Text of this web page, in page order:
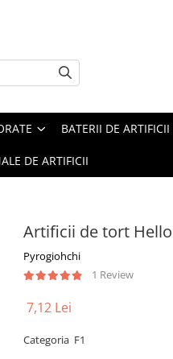
BATERII DE ARTIFICII
DE ARTIFICII
Artificii de tort
Pyrogiohchi
1 Review
7,12 Lei
Categoria F1